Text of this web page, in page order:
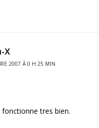
X
2007 À 0 H 25 MIN
tres bien.